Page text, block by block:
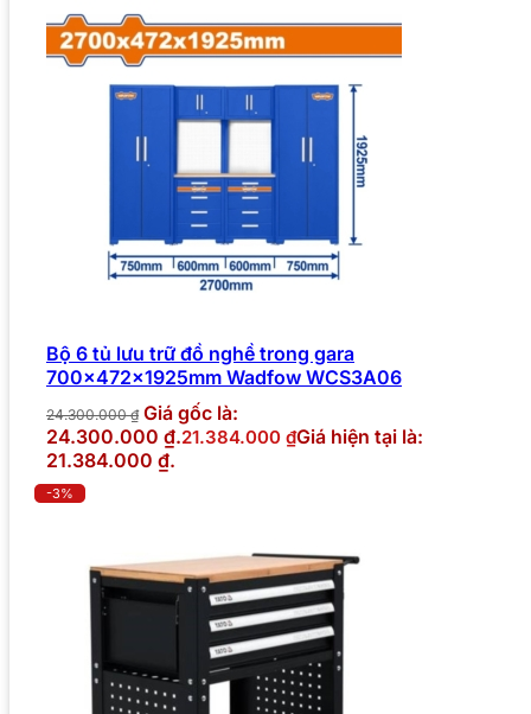
Bộ 6 tủ lưu trữ đồ nghề trong gara
700x472x1925mm Wadfow WCS3A06
24.300.000₫ Giá gốc là:
24.300.000 ₫.21.384.000 ₫Giá hiện tại là:
21.384.000 ₫.
-3%